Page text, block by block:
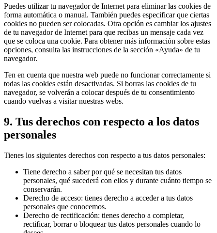
Puedes utilizar tu navegador de Internet para eliminar las cookies de
forma automática o manual. También puedes especificar que ciertas
cookies no pueden ser colocadas. Otra opción es cambiar los ajustes
de tu navegador de Internet para que recibas un mensaje cada vez
que se coloca una cookie. Para obtener más información sobre estas
opciones, consulta las instrucciones de la sección «Ayuda» de tu
navegador.
Ten en cuenta que nuestra web puede no funcionar correctamente si
todas las cookies están desactivadas. Si borras las cookies de tu
navegador, se volverán a colocar después de tu consentimiento
cuando vuelvas a visitar nuestras webs.
9. Tus derechos con respecto a los datos
personales
Tienes los siguientes derechos con respecto a tus datos personales:
Tiene derecho a saber por qué se necesitan tus datos
personales, qué sucederá con ellos y durante cuánto tiempo se
conservarán.
Derecho de acceso: tienes derecho a acceder a tus datos
personales que conocemos.
Derecho de rectificación: tienes derecho a completar,
rectificar, borrar o bloquear tus datos personales cuando lo